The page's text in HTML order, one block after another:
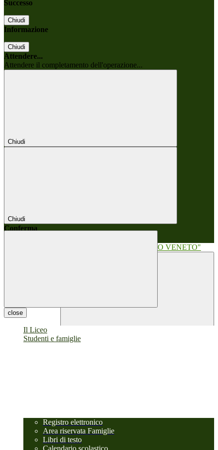
Successo
Chiudi
Informazione
Chiudi
Attendere...
Attendere il completamento dell'operazione...
Chiudi
Chiudi
Conferma
close
Il Liceo
Studenti e famiglie
Registro elettronico
Area riservata Famiglie
Libri di testo